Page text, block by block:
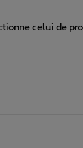
celui de